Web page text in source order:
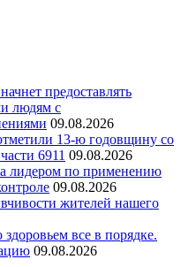
предоставлять
людям с
09.08.2026
13-ю годовщину со
6911 09.08.2026
лидером по применению
09.08.2026
жителей нашего
все в порядке.
09.08.2026